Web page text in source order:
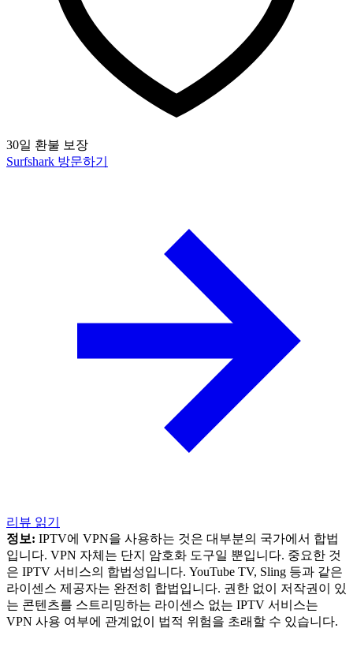
30일 환불 보장
Surfshark 방문하기
리뷰 읽기
정보: IPTV에 VPN을 사용하는 것은 대부분의 국가에서 합법
입니다. VPN 자체는 단지 암호화 도구일 뿐입니다. 중요한 것
은 IPTV 서비스의 합법성입니다. YouTube TV, Sling 등과 같은
라이센스 제공자는 완전히 합법입니다. 권한 없이 저작권이 있
는 콘텐츠를 스트리밍하는 라이센스 없는 IPTV 서비스는
VPN 사용 여부에 관계없이 법적 위험을 초래할 수 있습니다.